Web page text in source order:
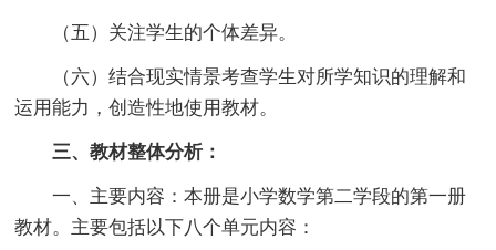
（五）关注学生的个体差异。
（六）结合现实情景考查学生对所学知识的理解和
运用能力，创造性地使用教材。
三、教材整体分析：
一、主要内容：本册是小学数学第二学段的第一册
教材。主要包括以下八个单元内容：